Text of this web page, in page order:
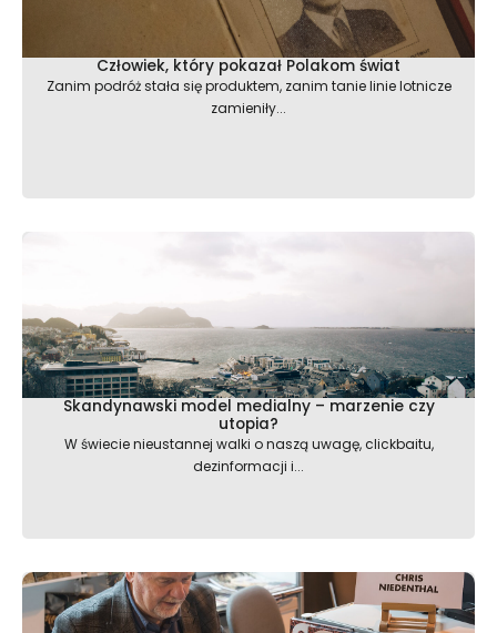
Człowiek, który pokazał Polakom świat
Zanim podróż stała się produktem, zanim tanie linie lotnicze
zamieniły...
Skandynawski model medialny – marzenie czy
utopia?
W świecie nieustannej walki o naszą uwagę, clickbaitu,
dezinformacji i...